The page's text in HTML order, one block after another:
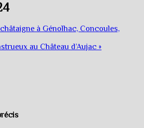
à Génolhac, Concoules,
au Château d’Aujac »